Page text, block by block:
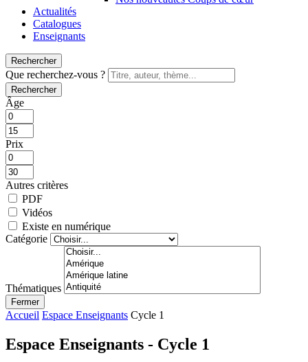
Actualités
Catalogues
Enseignants
Rechercher
Que recherchez-vous ?
Rechercher
Âge
Prix
Autres critères
PDF
Vidéos
Existe en numérique
Catégorie
Thématiques
Fermer
Accueil Espace Enseignants Cycle 1
Espace Enseignants - Cycle 1